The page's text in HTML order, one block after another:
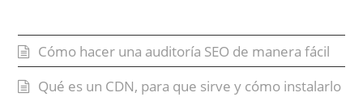
Cómo hacer una auditoría SEO de manera fácil
Qué es un CDN, para que sirve y cómo instalarlo